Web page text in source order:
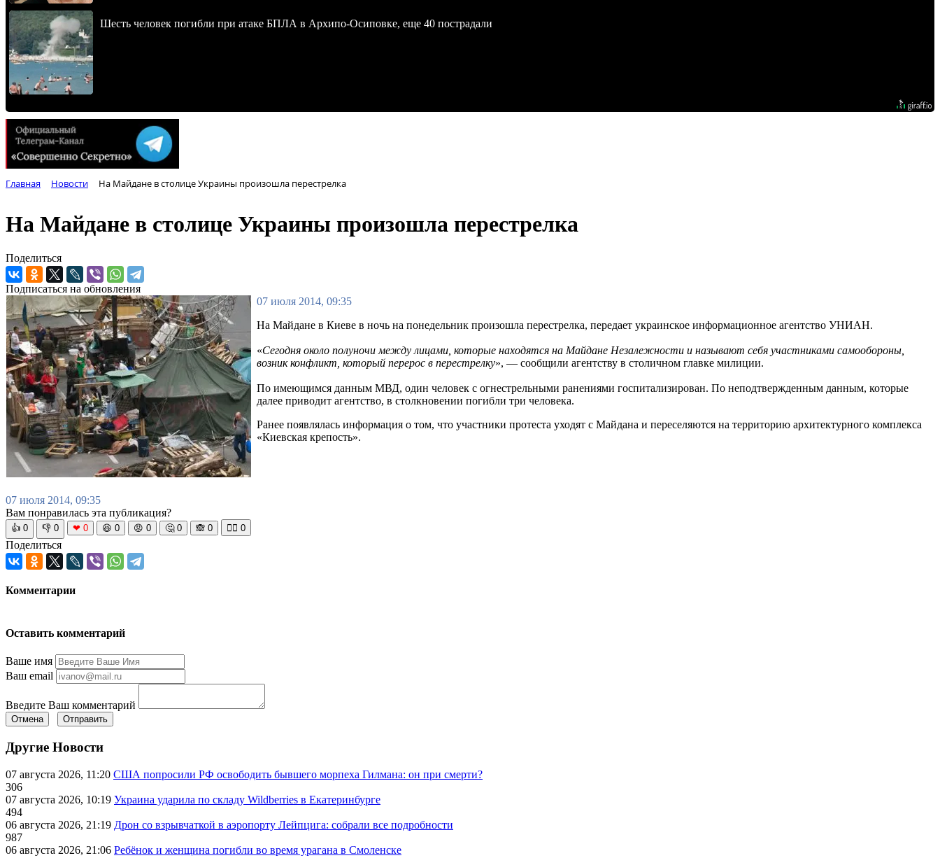
Шесть человек погибли при атаке БПЛА в Архипо-Осиповке, еще 40 пострадали
Главная Новости На Майдане в столице Украины произошла перестрелка
На Майдане в столице Украины произошла перестрелка
Поделиться
Подписаться на обновления
07 июля 2014, 09:35
На Майдане в Киеве в ночь на понедельник произошла перестрелка, передает украинское информационное агентство УНИАН.
«Сегодня около полуночи между лицами, которые находятся на Майдане Незалежности и называют себя участниками самообороны,
возник конфликт, который перерос в перестрелку», — сообщили агентству в столичном главке милиции.
По имеющимся данным МВД, один человек с огнестрельными ранениями госпитализирован. По неподтвержденным данным, которые
далее приводит агентство, в столкновении погибли три человека.
Ранее появлялась информация о том, что участники протеста уходят с Майдана и переселяются на территорию архитектурного комплекса
«Киевская крепость».
07 июля 2014, 09:35
Вам понравилась эта публикация?
👍 0 👎 0 ❤ 0 😆 0 😡 0 🤔 0 🙈 0 🧘‍♀️ 0
Поделиться
Комментарии
Оставить комментарий
Ваше имя
Ваш email
Введите Ваш комментарий
Отмена Отправить
Другие Новости
07 августа 2026, 11:20 США попросили РФ освободить бывшего морпеха Гилмана: он при смерти?
306
07 августа 2026, 10:19 Украина ударила по складу Wildberries в Екатеринбурге
494
06 августа 2026, 21:19 Дрон со взрывчаткой в аэропорту Лейпцига: собрали все подробности
987
06 августа 2026, 21:06 Ребёнок и женщина погибли во время урагана в Смоленске